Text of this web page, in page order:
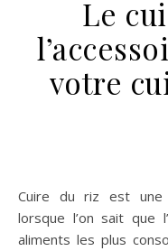
Le
votre
Cuire du riz est une chose assez fréquente, surtout
lorsque l’on sait que
aliments les plus